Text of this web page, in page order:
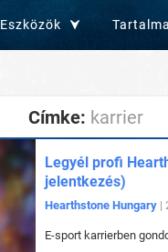
Eszközök
Címke: karrier
Legyél profi
jelentkezés)
Hearthstone Hungary |
E-sport karrierben